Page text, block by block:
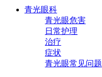
青光眼科
青光眼危害
日常护理
治疗
症状
青光眼常见问题